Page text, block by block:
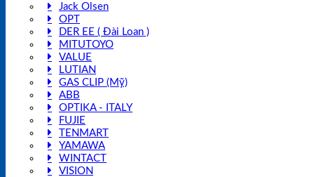
Jack Olsen
OPT
DER EE ( Đài Loan )
MITUTOYO
VALUE
LUTIAN
GAS CLIP (Mỹ)
ABB
OPTIKA - ITALY
FUJIE
TENMART
YAMAWA
WINTACT
VISION